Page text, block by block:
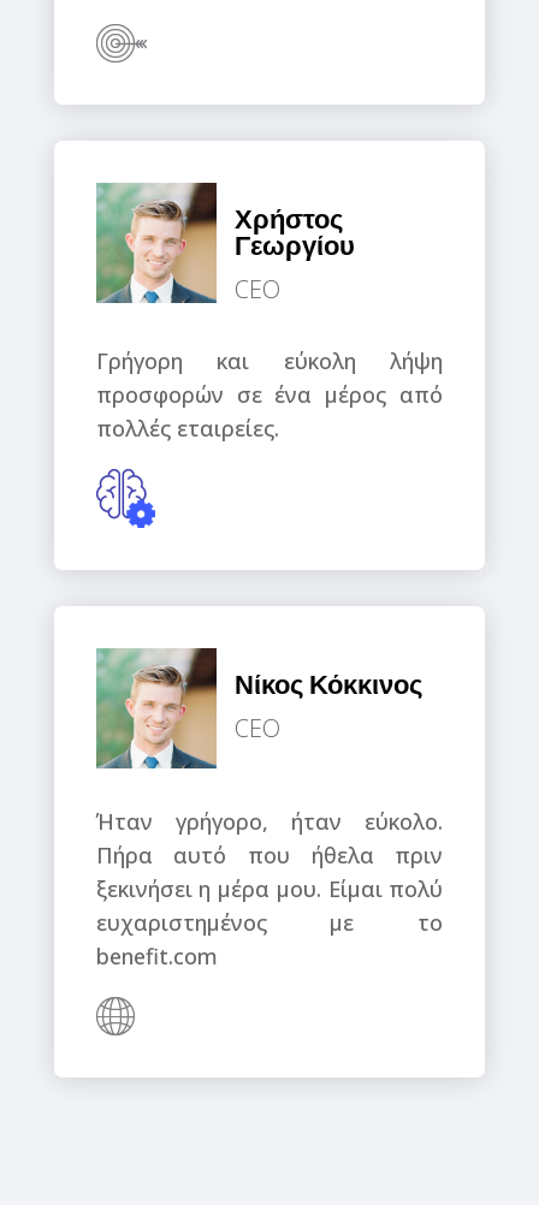
Χρήστος
Γεωργίου
CEO
Γρήγορη και εύκολη λήψη
προσφορών σε ένα μέρος από
πολλές εταιρείες.
Νίκος Κόκκινος
CEO
Ήταν γρήγορο, ήταν εύκολο.
Πήρα αυτό που ήθελα πριν
ξεκινήσει η μέρα μου. Είμαι πολύ
ευχαριστημένος με το
benefit.com